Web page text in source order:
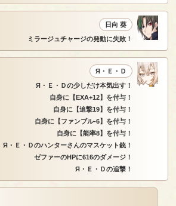
日向 葵
ミラージュチャージの発動に失敗！
Я・Ｅ・Ｄ
Я・Ｅ・Ｄの少しだけ本気出す！
自身に【EXA+12】を付与！
自身に【追撃19】を付与！
自身に【ファンブル-6】を付与！
自身に【能率8】を付与！
Я・Ｅ・Ｄのハンターさんのマスケット銃！
ゼファーのHPに616のダメージ！
Я・Ｅ・Ｄの追撃！